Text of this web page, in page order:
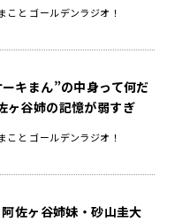
こと ゴールデンラジオ！
キまん”の中身って何だ
ヶ谷姉の記憶が弱すぎ
トケーキ？バター？正
こと ゴールデンラジオ！
佐ヶ谷姉妹・砂山圭大